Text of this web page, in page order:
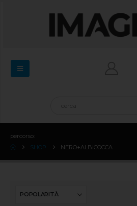
percorso:
SHOP
NERO+ALBICOCCA